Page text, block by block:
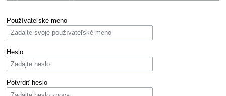
na
navigaci
na
vyhledávání
Používateľské meno
Heslo
Potvrdiť heslo